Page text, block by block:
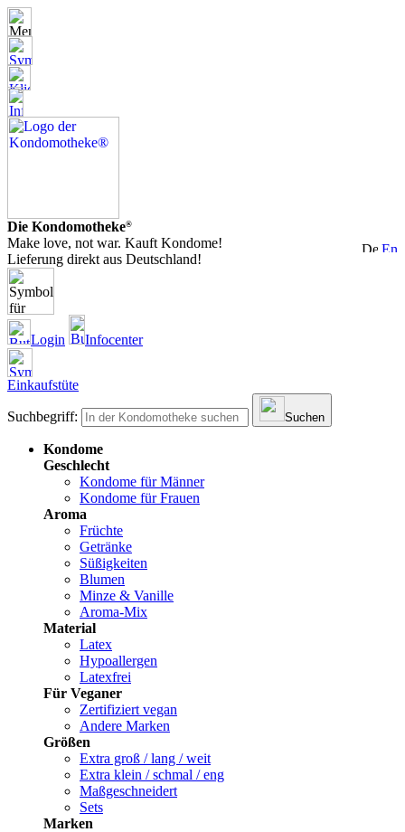
Die Kondomotheke®
Make love, not war. Kauft Kondome!
Lieferung direkt aus Deutschland!
Login Infocenter
Einkaufstüte
Suchbegriff: Suchen
Kondome
Geschlecht
Kondome für Männer
Kondome für Frauen
Aroma
Früchte
Getränke
Süßigkeiten
Blumen
Minze & Vanille
Aroma-Mix
Material
Latex
Hypoallergen
Latexfrei
Für Veganer
Zertifiziert vegan
Andere Marken
Größen
Extra groß / lang / weit
Extra klein / schmal / eng
Maßgeschneidert
Sets
Marken